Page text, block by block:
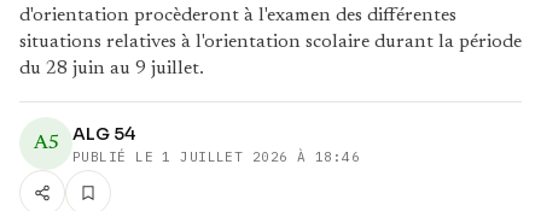
d'orientation procèderont à l'examen des différentes
situations relatives à l'orientation scolaire durant la période
du 28 juin au 9 juillet.
A5 ALG 54
PUBLIÉ LE 1 JUILLET 2026 À 18:46